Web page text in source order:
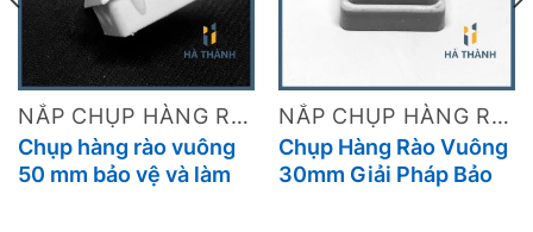
NẮP CHỤP HÀNG RÀO
Chụp hàng rào vuông
50 mm bảo vệ và làm
NẮP CHỤP HÀNG RÀO
Chụp Hàng Rào Vuông
30mm Giải Pháp Bảo